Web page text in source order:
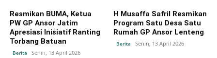
Resmikan BUMA, Ketua
PW GP Ansor Jatim
Apresiasi Inisiatif Ranting
Torbang Batuan
Berita Senin, 13 April 2026
H Musaffa Safril Resmikan
Program Satu Desa Satu
Rumah GP Ansor Lenteng
Berita Senin, 13 April 2026